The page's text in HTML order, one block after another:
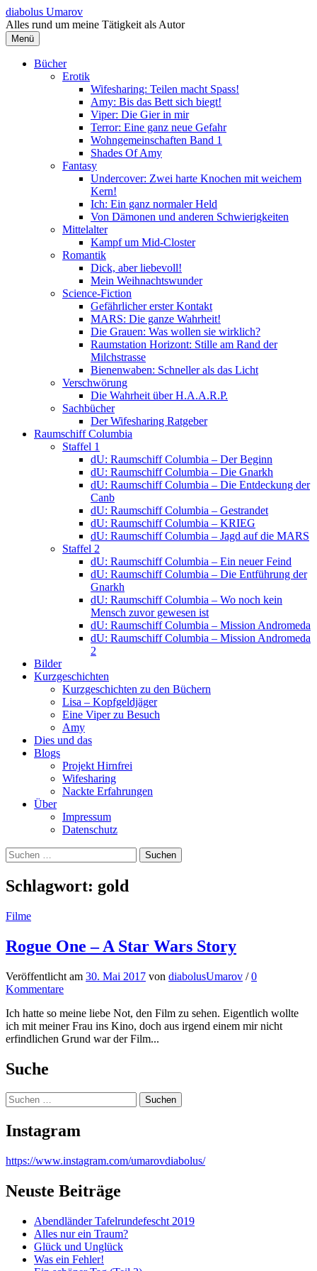
Springe
zum
Inhalt
diabolus Umarov
Alles rund um meine Tätigkeit als Autor
Menü
Bücher
Erotik
Wifesharing: Teilen macht Spass!
Amy: Bis das Bett sich biegt!
Viper: Die Gier in mir
Terror: Eine ganz neue Gefahr
Wohngemeinschaften Band 1
Shades Of Amy
Fantasy
Undercover: Zwei harte Knochen mit weichem
Kern!
Ich: Ein ganz normaler Held
Von Dämonen und anderen Schwierigkeiten
Mittelalter
Kampf um Mid-Closter
Romantik
Dick, aber liebevoll!
Mein Weihnachtswunder
Science-Fiction
Gefährlicher erster Kontakt
MARS: Die ganze Wahrheit!
Die Grauen: Was wollen sie wirklich?
Raumstation Horizont: Stille am Rand der
Milchstrasse
Bienenwaben: Schneller als das Licht
Verschwörung
Die Wahrheit über H.A.A.R.P.
Sachbücher
Der Wifesharing Ratgeber
Raumschiff Columbia
Staffel 1
dU: Raumschiff Columbia – Der Beginn
dU: Raumschiff Columbia – Die Gnarkh
dU: Raumschiff Columbia – Die Entdeckung der
Canb
dU: Raumschiff Columbia – Gestrandet
dU: Raumschiff Columbia – KRIEG
dU: Raumschiff Columbia – Jagd auf die MARS
Staffel 2
dU: Raumschiff Columbia – Ein neuer Feind
dU: Raumschiff Columbia – Die Entführung der
Gnarkh
dU: Raumschiff Columbia – Wo noch kein
Mensch zuvor gewesen ist
dU: Raumschiff Columbia – Mission Andromeda
dU: Raumschiff Columbia – Mission Andromeda
2
Bilder
Kurzgeschichten
Kurzgeschichten zu den Büchern
Lisa – Kopfgeldjäger
Eine Viper zu Besuch
Amy
Dies und das
Blogs
Projekt Hirnfrei
Wifesharing
Nackte Erfahrungen
Über
Impressum
Datenschutz
Suchen
nach:
Schlagwort: gold
Filme
Rogue One – A Star Wars Story
Veröffentlicht am 30. Mai 2017 von diabolusUmarov /0
Kommentare
Ich hatte so meine liebe Not, den Film zu sehen. Eigentlich wollte
ich mit meiner Frau ins Kino, doch aus irgend einem mir nicht
erfindlichen Grund war der Film...
Suche
Suchen
nach:
Instagram
https://www.instagram.com/umarovdiabolus/
Neuste Beiträge
Abendländer Tafelrundefescht 2019
Alles nur ein Traum?
Glück und Unglück
Was ein Fehler!